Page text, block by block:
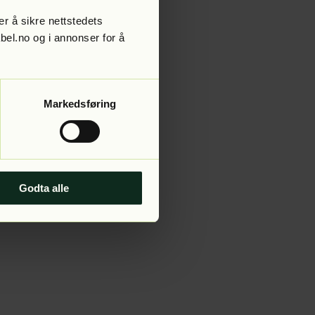
å sikre nettstedets
og i annonser for å
Markedsføring
Godta alle